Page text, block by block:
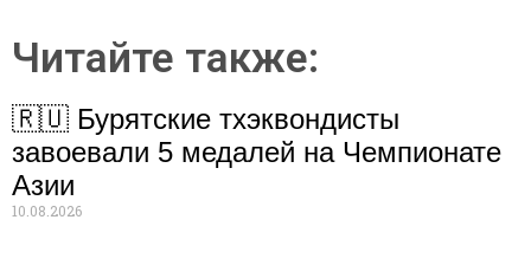
Читайте также:
🇷🇺 Бурятские тхэквондисты
завоевали 5 медалей на Чемпионате
Азии
10.08.2026